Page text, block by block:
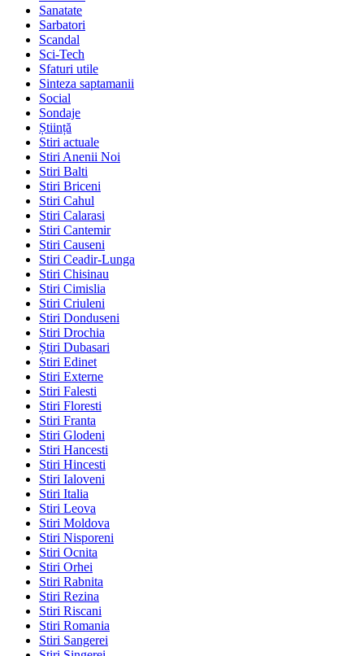
Sanatate
Sarbatori
Scandal
Sci-Tech
Sfaturi utile
Sinteza saptamanii
Social
Sondaje
Știință
Stiri actuale
Stiri Anenii Noi
Stiri Balti
Stiri Briceni
Stiri Cahul
Stiri Calarasi
Stiri Cantemir
Stiri Causeni
Stiri Ceadir-Lunga
Stiri Chisinau
Stiri Cimislia
Stiri Criuleni
Stiri Donduseni
Stiri Drochia
Știri Dubasari
Stiri Edinet
Stiri Externe
Stiri Falesti
Stiri Floresti
Stiri Franta
Stiri Glodeni
Stiri Hancesti
Stiri Hincesti
Stiri Ialoveni
Stiri Italia
Stiri Leova
Stiri Moldova
Stiri Nisporeni
Stiri Ocnita
Stiri Orhei
Stiri Rabnita
Stiri Rezina
Stiri Riscani
Stiri Romania
Stiri Sangerei